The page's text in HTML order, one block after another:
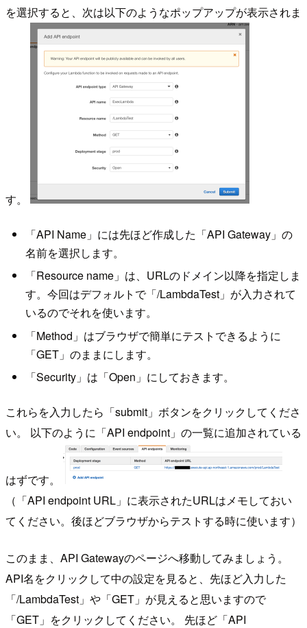
を選択すると、次は以下のようなポップアップが表示されま
す。
「API Name」には先ほど作成した「API Gateway」の
名前を選択します。
「Resource name」は、URLのドメイン以降を指定しま
す。今回はデフォルトで「/LambdaTest」が入力されて
いるのでそれを使います。
「Method」はブラウザで簡単にテストできるように
「GET」のままにします。
「Security」は「Open」にしておきます。
これらを入力したら「submit」ボタンをクリックしてくださ
い。 以下のように「API endpoint」の一覧に追加されている
はずです。
（「API endpoint URL」に表示されたURLはメモしておい
てください。後ほどブラウザからテストする時に使います）
このまま、API Gatewayのページへ移動してみましょう。
API名をクリックして中の設定を見ると、先ほど入力した
「/LambdaTest」や「GET」が見えると思いますので
「GET」をクリックしてください。 先ほど「API